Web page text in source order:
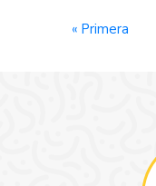
Primera
« Primera